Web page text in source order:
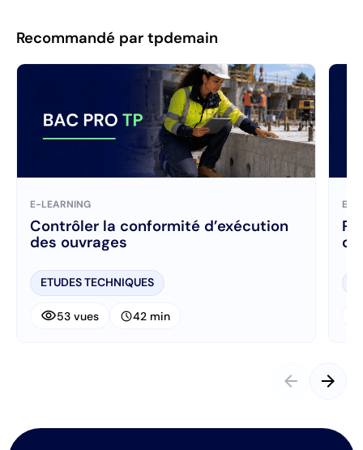
Recommandé par tpdemain
E-LEARNING
Contrôler la conformité d’exécution
des ouvrages
ETUDES TECHNIQUES
visibility53 vues schedule42 min
E-
arrow_back arrow_forward